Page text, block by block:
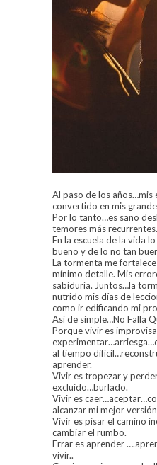
Al paso de los años…mis
convertido en mis
Por lo tanto…es sano
temores más
En la escuela de la vida
bueno y de lo no tan
La tormenta me
mínimo detalle. Mis
sabiduría. Juntos…la
nutrido mis días de
como ir edificando mi
Así de simple…No Falla
Porque vivir es
al tiempo
aprender.
Vivir es tropezar y
excluido…burlado.
Vivir es
alcanzar mi mejor
Vivir es pisar el camino
cambiar el rumbo.
Errar es aprender
vivir..